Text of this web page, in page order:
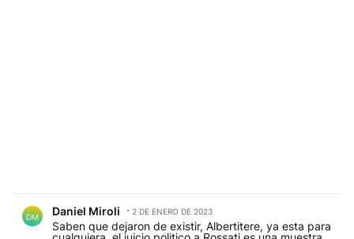
DM Daniel Miroli 2 DE ENERO DE 2023
Saben que dejaron de existir, Albertitere, ya esta para